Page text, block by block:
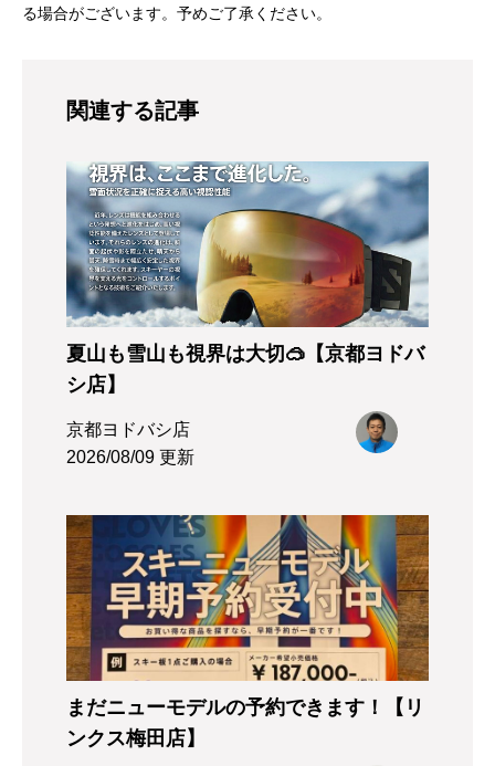
る場合がございます。予めご了承ください。
関連する記事
夏山も雪山も視界は大切🥽【京都ヨドバ
シ店】
京都ヨドバシ店
2026/08/09 更新
まだニューモデルの予約できます！【リ
ンクス梅田店】